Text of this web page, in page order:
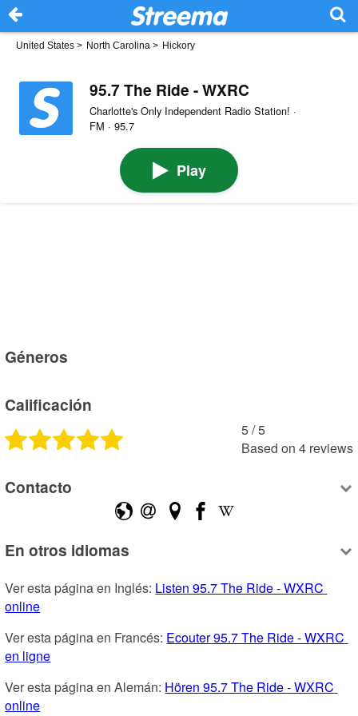
United States > North Carolina > Hickory
95.7 The Ride - WXRC
Charlotte's Only Independent Radio Station! ·
FM · 95.7
Play
Géneros
Calificación
5 /5
Based on 4 reviews
Contacto
En otros idiomas
Ver esta página en Inglés: Listen 95.7 The Ride - WXRC
online
Ver esta página en Francés: Ecouter 95.7 The Ride - WXRC
en ligne
Ver esta página en Alemán: Hören 95.7 The Ride - WXRC
online